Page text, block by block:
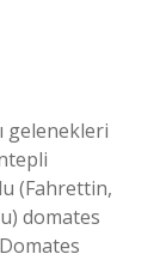
gelenekleri
(Fahrettin,
domates